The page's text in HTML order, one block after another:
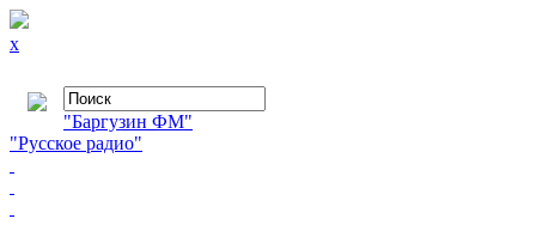
x
"Баргузин ФМ"
"Русское радио"